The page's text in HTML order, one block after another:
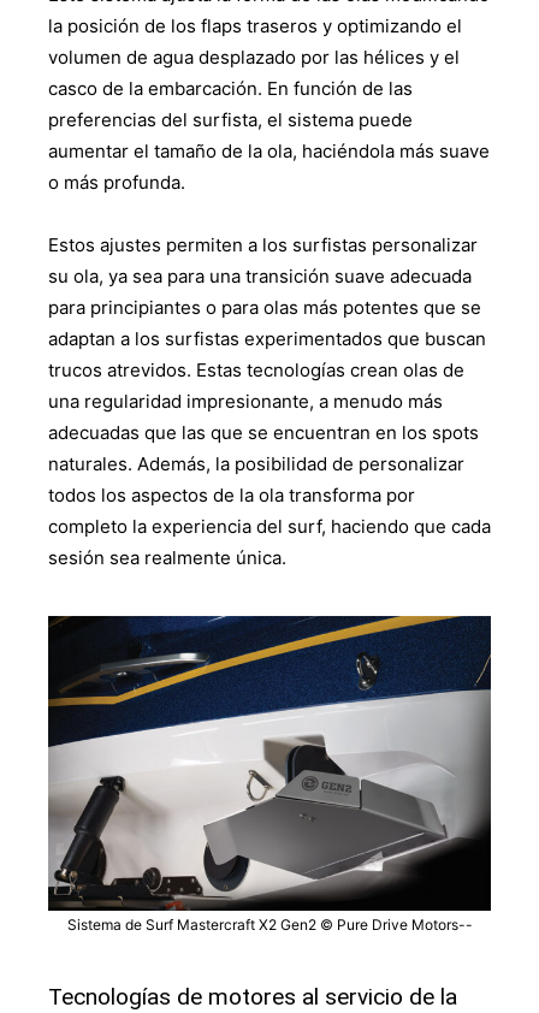
la posición de los flaps traseros y optimizando el
volumen de agua desplazado por las hélices y el
casco de la embarcación. En función de las
preferencias del surfista, el sistema puede
aumentar el tamaño de la ola, haciéndola más suave
o más profunda.
Estos ajustes permiten a los surfistas personalizar
su ola, ya sea para una transición suave adecuada
para principiantes o para olas más potentes que se
adaptan a los surfistas experimentados que buscan
trucos atrevidos. Estas tecnologías crean olas de
una regularidad impresionante, a menudo más
adecuadas que las que se encuentran en los spots
naturales. Además, la posibilidad de personalizar
todos los aspectos de la ola transforma por
completo la experiencia del surf, haciendo que cada
sesión sea realmente única.
Sistema de Surf Mastercraft X2 Gen2 © Pure Drive Motors--
Tecnologías de motores al servicio de la